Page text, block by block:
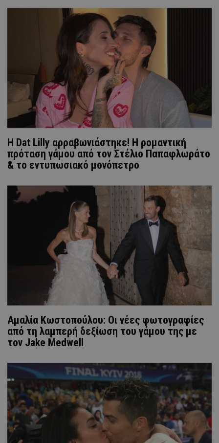
Η Dat Lilly αρραβωνιάστηκε! Η ρομαντική
πρόταση γάμου από τον Στέλιο Παπαφλωράτο
& το εντυπωσιακό μονόπετρο
Αμαλία Κωστοπούλου: Οι νέες φωτογραφίες
από τη λαμπερή δεξίωση του γάμου της με
τον Jake Medwell